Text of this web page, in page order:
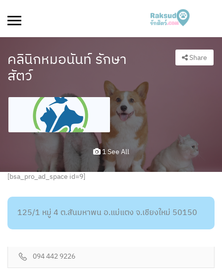
คลินิกหมอนันท์ รักษา
สัตว์
Share
1 See All
[bsa_pro_ad_space id=9]
125/1 หมู่ 4 ต.สันมหาพน อ.แม่แตง จ.เชียงใหม่ 50150
094 442 9226